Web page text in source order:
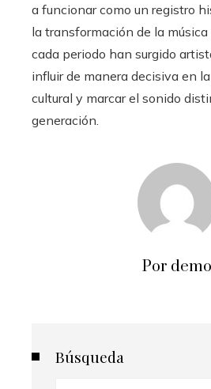
a funcionar como un registro
la transformación de la música
cada periodo han surgido
influir de manera decisiva en
cultural y marcar el sonido
generación.
Por demo
Búsqueda